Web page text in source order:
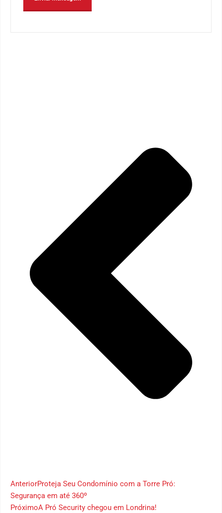
AnteriorProteja Seu Condomínio com a Torre Pró:
Segurança em até 360º
PróximoA Pró Security chegou em Londrina!